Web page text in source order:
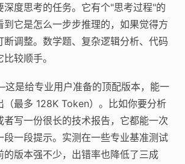
深度思考的任务。它有个"思考过程"的
到它是怎么一步步推理的，如果觉得方
断调整。数学题、复杂逻辑分析、代码
较顺手。
是给专业用户准备的顶配版本，能一
（最多 128K Token）。比如你要分析
者写一份很长的技术报告，它都能一次
段一段提示。实测在一些专业基准测试
的版本强不少，出错率也降低了三成